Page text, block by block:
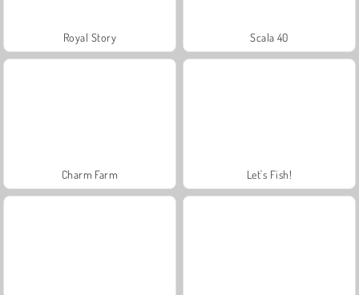
Royal Story Scala 40
Charm Farm Let's Fish!